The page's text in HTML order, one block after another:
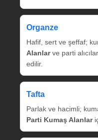
Organze
Hafif, sert ve şeffaf;
Alanlarve parti
edilir.
Tafta
Parlak ve hacimli;
Parti Kumaş Alanlar